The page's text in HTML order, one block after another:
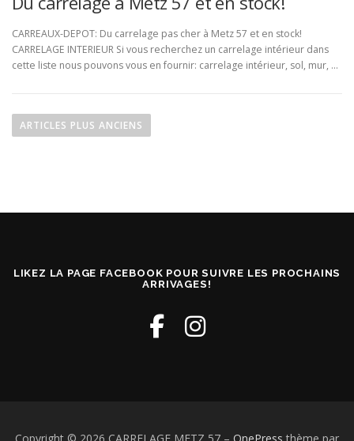
CARREAUX-DEPOT: Du carrelage pas cher à Metz 57 et en stock!
CARRELAGE INTERIEUR Si vous recherchez un carrelage intérieur dans
cette liste nous pouvons vous en fournir: carrelage intérieur, sol, mur, …
a
o
ARTICLES PLUS ANCIENS
LIKEZ LA PAGE FACEBOOK POUR SUIVRE LES PROCHAINS
ARRIVAGES!